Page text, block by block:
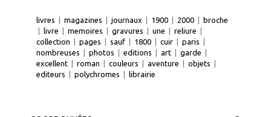
livres | magazines | journaux | 1900 | 2000 | broche
| livre | memoires | gravures | une | reliure |
collection | pages | sauf | 1800 | cuir | paris |
nombreuses | photos | editions | art | garde |
excellent | roman | couleurs | aventure | objets |
editeurs | polychromes | librairie